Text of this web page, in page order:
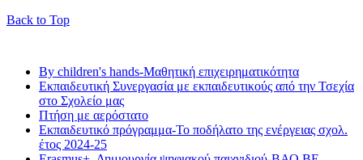
Back to Top
By children's hands-Μαθητική επιχειρηματικότητα
Εκπαιδευτική Συνεργασία με εκπαιδευτικούς από την Τσεχία
στο Σχολείο μας
Πτήση με αερόστατο
Εκπαιδευτικό πρόγραμμα-Το ποδήλατο της ενέργειας σχολ.
έτος 2024-25